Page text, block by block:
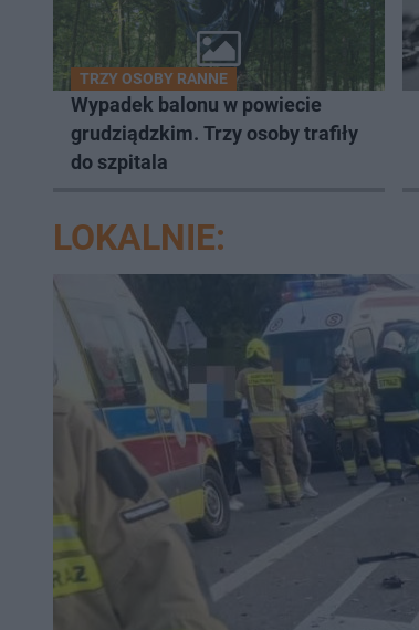
TRZY OSOBY RANNE
Wypadek balonu w powiecie
grudziądzkim. Trzy osoby trafiły
do szpitala
LOKALNIE: